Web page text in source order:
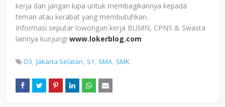
kerja dan jangan lupa untuk membagikannya kepada
teman atau kerabat yang membutuhkan.
Informasi seputar lowongan kerja BUMN, CPNS & Swasta
lainnya kunjungi www.lokerblog.com
D3 Jakarta Selatan S1 SMA SMK